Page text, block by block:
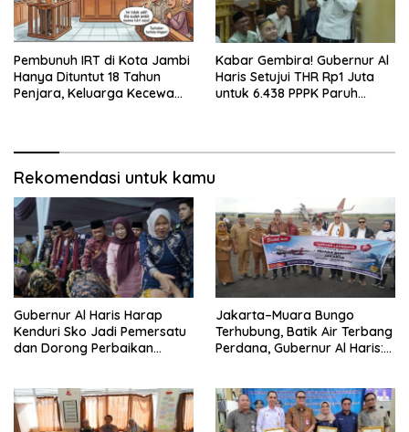
Pembunuh IRT di Kota Jambi
Hanya Dituntut 18 Tahun
Penjara, Keluarga Kecewa
Kabar Gembira! Gubernur Al
Haris Setujui THR Rp1 Juta
untuk 6.438 PPPK Paruh
Rekomendasi untuk kamu
Gubernur Al Haris Harap
Kenduri Sko Jadi Pemersatu
dan Dorong Perbaikan
Jakarta–Muara Bungo
Terhubung, Batik Air Terbang
Perdana, Gubernur Al Haris: